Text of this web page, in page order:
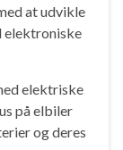
at udvikle
elektroniske
elektriske
på elbiler
og deres